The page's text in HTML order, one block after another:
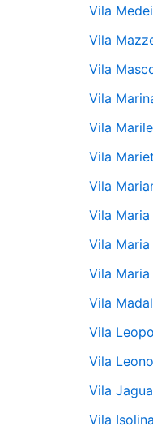
Vila
Vila
Vila
Vila
Vila
Vila
Vila
Vila Maria
Vila
Vila Maria
Vila
Vila
Vila
Vila
Vila